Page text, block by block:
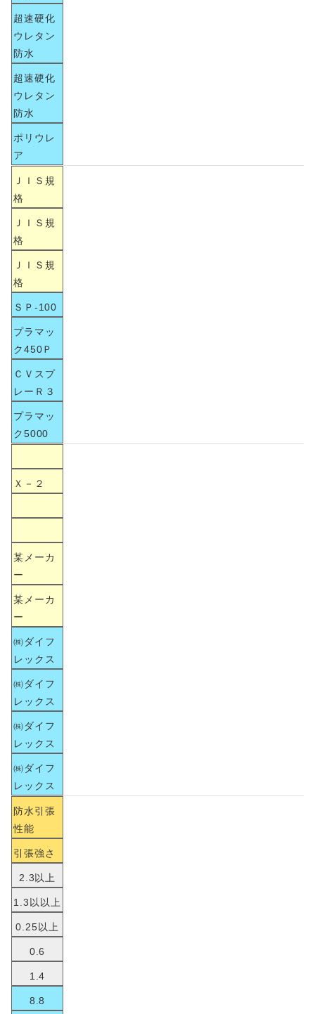
超速硬化
ウレタン
防水
超速硬化
ウレタン
防水
ポリウレ
ア
ＪＩＳ規
格
ＪＩＳ規
格
ＪＩＳ規
格
ＳＰ-100
プラマッ
ク450Ｐ
ＣＶスプ
レーＲ３
プラマッ
ク5000
Ｘ－２
某メーカ
ー
某メーカ
ー
㈱ダイフ
レックス
㈱ダイフ
レックス
㈱ダイフ
レックス
㈱ダイフ
レックス
防水引張
性能
引張強さ
2.3以上
1.3以以上
0.25以上
0.6
1.4
8.8